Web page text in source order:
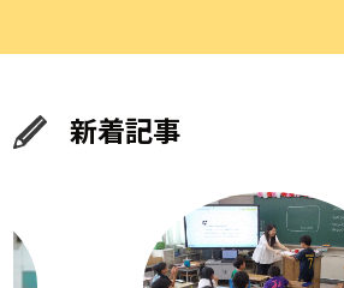
新着記事